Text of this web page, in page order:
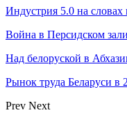
Индустрия 5.0 на словах
Война в Персидском
Над белоруской в
Рынок труда Беларуси в
Prev Next